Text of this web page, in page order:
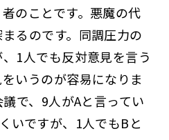
のことです。悪魔の代
るのです。同調圧力の
1人でも反対意見を言う
いうのが容易になりま
で、9人がAと言ってい
いですが、1人でもBと